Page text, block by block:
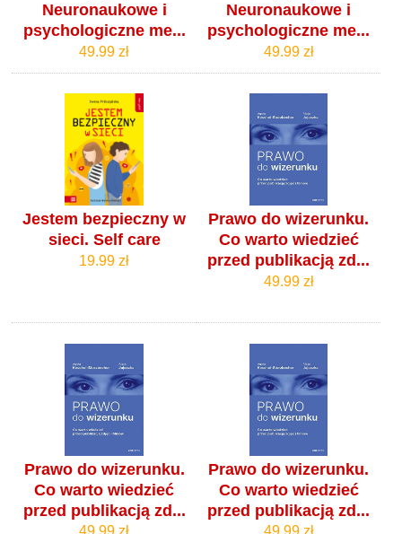
Neuronaukowe i
psychologiczne me...
49.99 zł
Neuronaukowe i
psychologiczne me...
49.99 zł
Jestem bezpieczny w
sieci. Self care
19.99 zł
Prawo do wizerunku.
Co warto wiedzieć
przed publikacją zd...
49.99 zł
Prawo do wizerunku.
Co warto wiedzieć
przed publikacją zd...
Prawo do wizerunku.
Co warto wiedzieć
przed publikacją zd...